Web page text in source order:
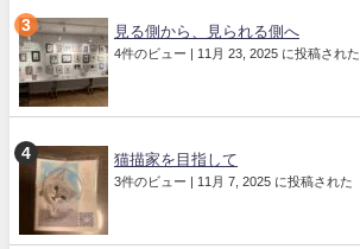
見る側から、見られる側へ
4件のビュー | 11月 23, 2025 に投稿された
猫描家を目指して
3件のビュー | 11月 7, 2025 に投稿された